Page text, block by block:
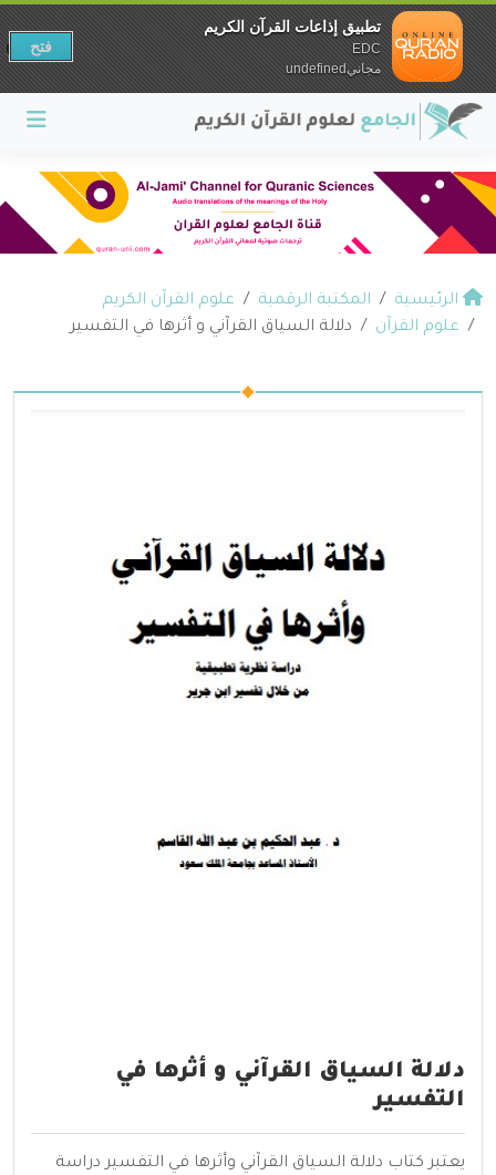
الرئيسية المكتبة الرقمية
علوم القرآن الكريم
علوم القرآن
دلالة السياق القرآني و أثرها في التفسير
دلالة السياق القرآني و أثرها في
التفسير
يعتبر كتاب دلالة السياق القرآني وأثرها في التفسير دراسة
تطبيق إذاعات القرآن الكريم
EDC
مجانيundefined
فتح